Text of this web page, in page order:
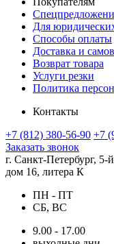
Для
Способы оплаты
Доставка и
Возврат товара
Услуги резки
Политика
Контакты
+7 (812) 380-56-90 +7
Заказать звонок
г. Санкт-Петербург,
дом 16, литера К
ПН - ПТ
СБ, ВС
9.00 - 17.00